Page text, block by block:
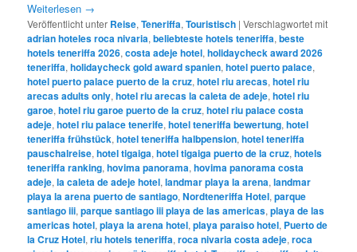
Weiterlesen →
Veröffentlicht unter Reise,Teneriffa,Touristisch |Verschlagwortet mit
adrian hoteles roca nivaria,beliebteste hotels teneriffa,beste
hotels teneriffa 2026,costa adeje hotel,holidaycheck award 2026
teneriffa,holidaycheck gold award spanien,hotel puerto palace,
hotel puerto palace puerto de la cruz,hotel riu arecas,hotel riu
arecas adults only,hotel riu arecas la caleta de adeje,hotel riu
garoe,hotel riu garoe puerto de la cruz,hotel riu palace costa
adeje,hotel riu palace tenerife,hotel teneriffa bewertung,hotel
teneriffa frühstück,hotel teneriffa halbpension,hotel teneriffa
pauschalreise,hotel tigaiga,hotel tigaiga puerto de la cruz,hotels
teneriffa ranking,hovima panorama,hovima panorama costa
adeje,la caleta de adeje hotel,landmar playa la arena,landmar
playa la arena puerto de santiago,Nordteneriffa Hotel,parque
santiago iii,parque santiago iii playa de las americas,playa de las
americas hotel,playa la arena hotel,playa paraiso hotel, Puerto de
la Cruz Hotel,riu hotels teneriffa,roca nivaria costa adeje,roca